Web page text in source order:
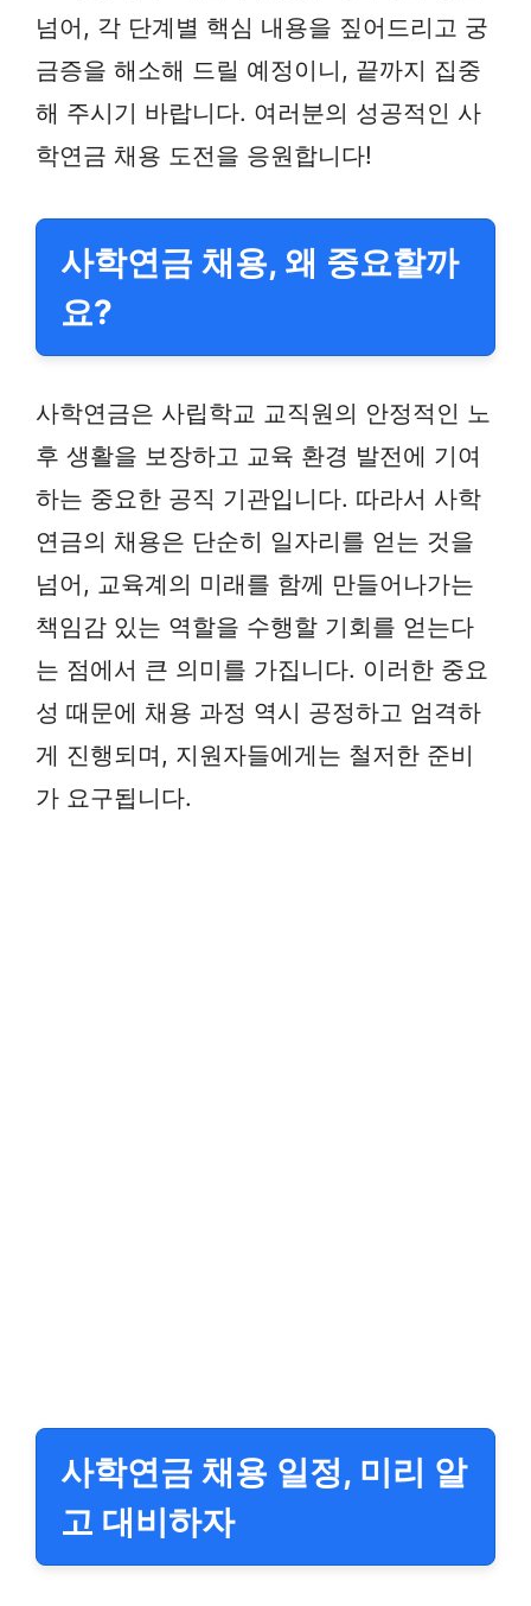
넘어, 각 단계별 핵심 내용을 짚어드리고 궁
금증을 해소해 드릴 예정이니, 끝까지 집중
해 주시기 바랍니다. 여러분의 성공적인 사
학연금 채용 도전을 응원합니다!
사학연금 채용, 왜 중요할까
요?
사학연금은 사립학교 교직원의 안정적인 노
후 생활을 보장하고 교육 환경 발전에 기여
하는 중요한 공직 기관입니다. 따라서 사학
연금의 채용은 단순히 일자리를 얻는 것을
넘어, 교육계의 미래를 함께 만들어나가는
책임감 있는 역할을 수행할 기회를 얻는다
는 점에서 큰 의미를 가집니다. 이러한 중요
성 때문에 채용 과정 역시 공정하고 엄격하
게 진행되며, 지원자들에게는 철저한 준비
가 요구됩니다.
사학연금 채용 일정, 미리 알
고 대비하자